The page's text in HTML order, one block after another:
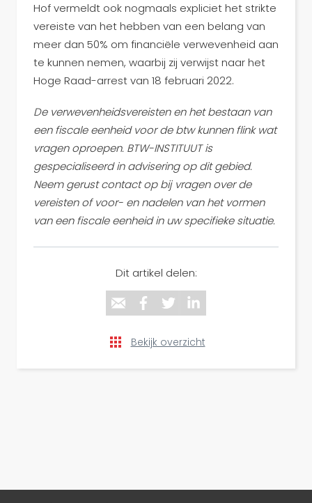
Hof vermeldt ook nogmaals expliciet het strikte
vereiste van het hebben van een belang van
meer dan 50% om financiële verwevenheid aan
te kunnen nemen, waarbij zij verwijst naar het
Hoge Raad-arrest van 18 februari 2022.
De verwevenheidsvereisten en het bestaan van
een fiscale eenheid voor de btw kunnen flink wat
vragen oproepen. BTW-INSTITUUT is
gespecialiseerd in advisering op dit gebied.
Neem gerust contact op bij vragen over de
vereisten of voor- en nadelen van het vormen
van een fiscale eenheid in uw specifieke situatie.
Dit artikel delen:
Bekijk overzicht